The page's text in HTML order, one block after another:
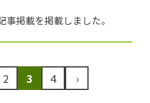
掲載を掲載しました。
2 3 4 ›